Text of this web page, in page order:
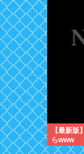
【最新
らwww